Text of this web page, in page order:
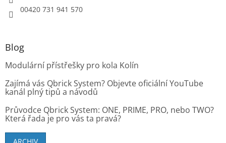
00420 731 941 570
Blog
Modulární přístřešky pro kola Kolín
Zajímá vás Qbrick System? Objevte oficiální YouTube
kanál plný tipů a návodů
Průvodce Qbrick System: ONE, PRIME, PRO, nebo TWO?
Která řada je pro vás ta pravá?